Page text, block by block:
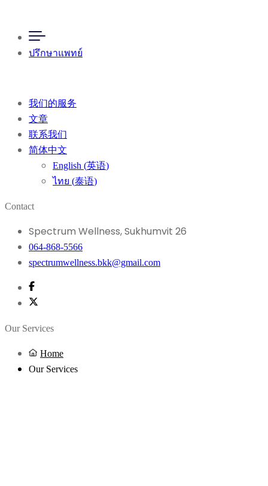
ปรึกษาแพทย์
我们的服务
文章
联系我们
简体中文
English (英语)
ไทย (泰语)
Contact
Spectrum Wellness, Sukhumvit 26
064-868-5566
spectrumwellness.bkk@gmail.com
Our Services
Home
Our Services